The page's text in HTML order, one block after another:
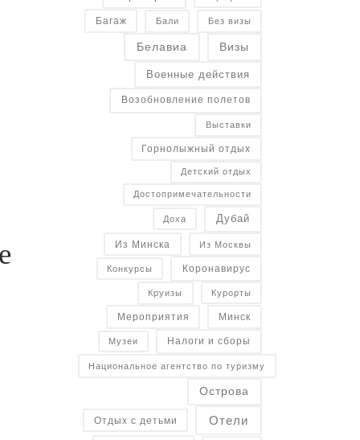
Багаж Бали Без визы
Белавиа Визы
Военные действия
Возобновление полетов
Выставки
Горнолыжный отдых
Детский отдых
Достопримечательности
Доха Дубай
Из Минска Из Москвы
Конкурсы Коронавирус
Круизы Курорты
Мероприятия Минск
Музеи Налоги и сборы
Национальное агентство по туризму
Острова
Отдых с детьми Отели